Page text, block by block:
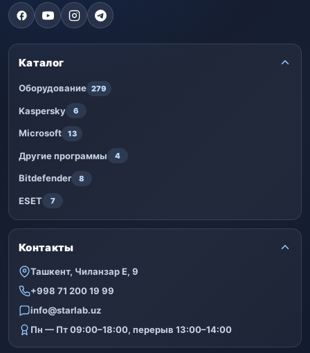
Каталог
Оборудование 279
Kaspersky 6
Microsoft 13
Другие программы 4
Bitdefender 8
ESET 7
Контакты
Ташкент, Чиланзар Е, 9
+998 71 200 19 99
info@starlab.uz
Пн — Пт 09:00–18:00, перерыв 13:00–14:00